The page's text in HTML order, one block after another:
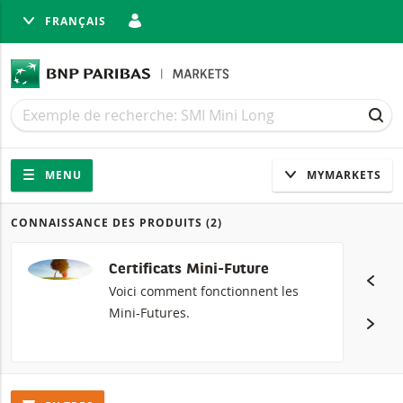
FRANÇAIS
Recherche
Recherche
Navigation
Navigation sur le site
MENU MYMARKETS
Produits
CONNAISSANCE DES PRODUITS (2)
Certificats Mini-Future
Voici comment fonctionnent les
Mini-Futures.